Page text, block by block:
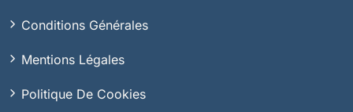
Conditions Générales
Mentions Légales
Politique De Cookies